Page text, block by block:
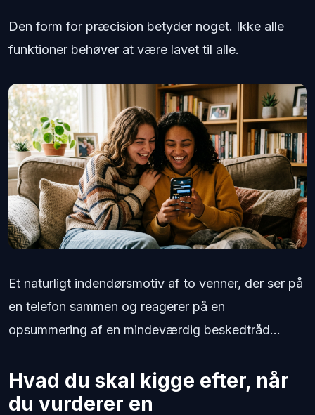
Den form for præcision betyder noget. Ikke alle
funktioner behøver at være lavet til alle.
Et naturligt indendørsmotiv af to venner, der ser på
en telefon sammen og reagerer på en
opsummering af en mindeværdig beskedtråd...
Hvad du skal kigge efter, når
du vurderer en